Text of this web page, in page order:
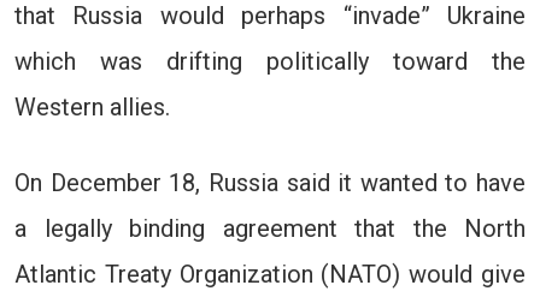
that Russia would perhaps “invade” Ukraine
which was drifting politically toward the
Western allies.
On December 18, Russia said it wanted to have
a legally binding agreement that the North
Atlantic Treaty Organization (NATO) would give